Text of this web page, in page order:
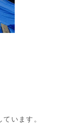
います。